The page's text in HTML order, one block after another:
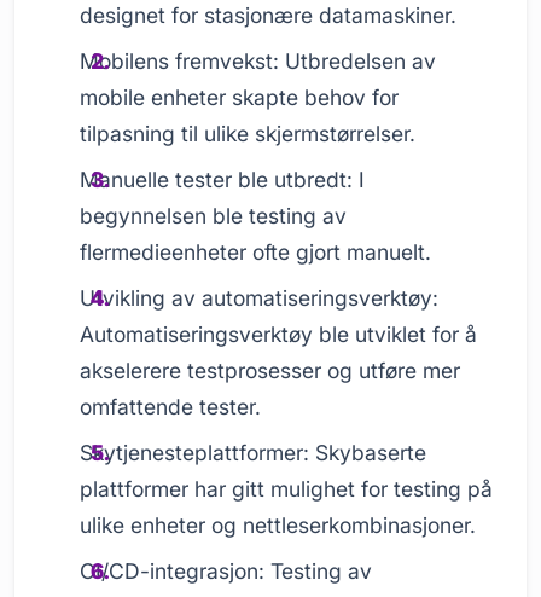
designet for stasjonære datamaskiner.
Mobilens fremvekst: Utbredelsen av
mobile enheter skapte behov for
tilpasning til ulike skjermstørrelser.
Manuelle tester ble utbredt: I
begynnelsen ble testing av
flermedieenheter ofte gjort manuelt.
Utvikling av automatiseringsverktøy:
Automatiseringsverktøy ble utviklet for å
akselerere testprosesser og utføre mer
omfattende tester.
Skytjenesteplattformer: Skybaserte
plattformer har gitt mulighet for testing på
ulike enheter og nettleserkombinasjoner.
CI/CD-integrasjon: Testing av